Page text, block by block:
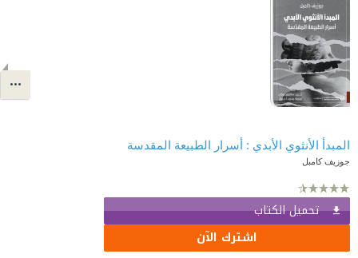
المبدأ الأنثوي الأبدي : أسرار الطبيعة المقدسة
جوزيف كامبل
تحميل الكتاب
اشترك الآن